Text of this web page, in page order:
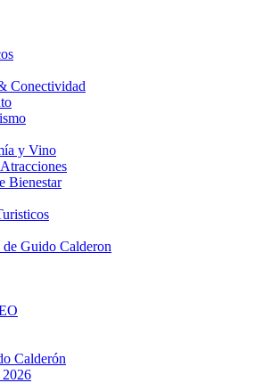
Conectividad
y Vino
Bienestar
Guido Calderon
Calderón